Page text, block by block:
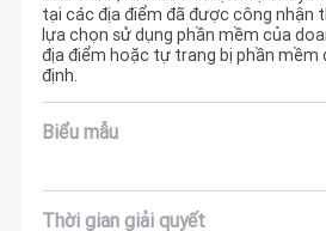
tại các địa điểm đã được công nhận
lựa chọn sử dụng phần mềm của
địa điểm hoặc tự trang bị phần mềm
định.
Biểu mẫu
Thời gian giải quyết